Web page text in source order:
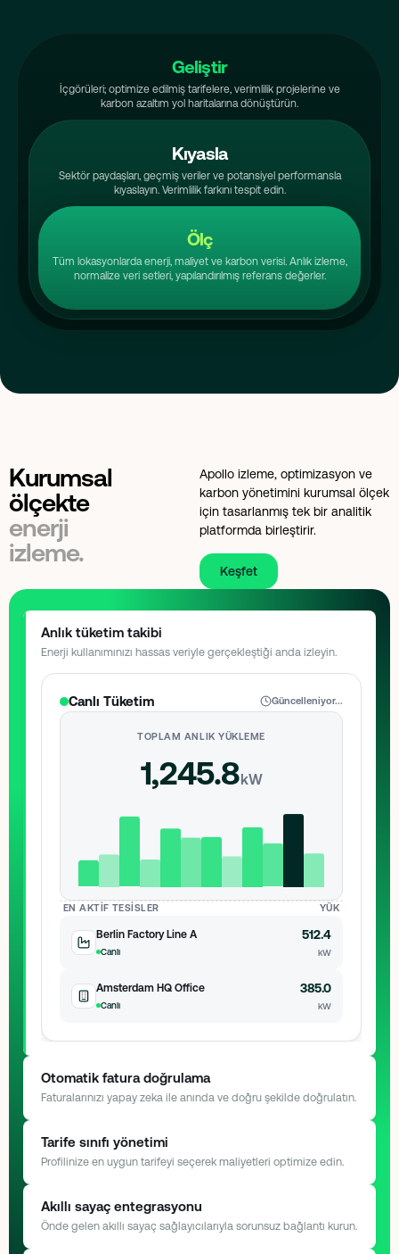
Geliştir
İçgörüleri; optimize edilmiş tarifelere, verimlilik projelerine ve
karbon azaltım yol haritalarına dönüştürün.
Kıyasla
Sektör paydaşları, geçmiş veriler ve potansiyel performansla
kıyaslayın. Verimlilik farkını tespit edin.
Ölç
Tüm lokasyonlarda enerji, maliyet ve karbon verisi. Anlık izleme,
normalize veri setleri, yapılandırılmış referans değerler.
Kurumsal
ölçekte
enerji
izleme.
Apollo izleme, optimizasyon ve
karbon yönetimini kurumsal ölçek
için tasarlanmış tek bir analitik
platformda birleştirir.
Keşfet
Anlık tüketim takibi
Enerji kullanımınızı hassas veriyle gerçekleştiği anda izleyin.
Canlı Tüketim Güncelleniyor...
TOPLAM ANLIK YÜKLEME
1,245.8kW
EN AKTIF TESISLER YÜK
Berlin Factory Line A
Canlı
512.4
kW
Amsterdam HQ Office
Canlı
385.0
kW
Otomatik fatura doğrulama
Faturalarınızı yapay zeka ile anında ve doğru şekilde doğrulatın.
Yapay Zeka Motoru
Tarife sınıfı yönetimi
Profilinize en uygun tarifeyi seçerek maliyetleri optimize edin.
Tarife Optimizasyonu
ÖNERILEN
Akıllı sayaç entegrasyonu
Önde gelen akıllı sayaç sağlayıcılarıyla sorunsuz bağlantı kurun.